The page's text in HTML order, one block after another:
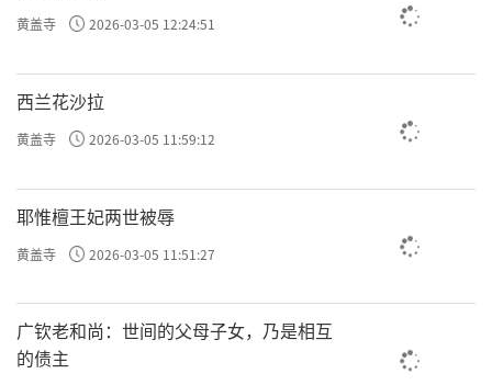
黄盖寺 2026-03-05 12:24:51
西兰花沙拉
黄盖寺 2026-03-05 11:59:12
耶惟檀王妃两世被辱
黄盖寺 2026-03-05 11:51:27
广钦老和尚：世间的父母子女，乃是相互
的债主